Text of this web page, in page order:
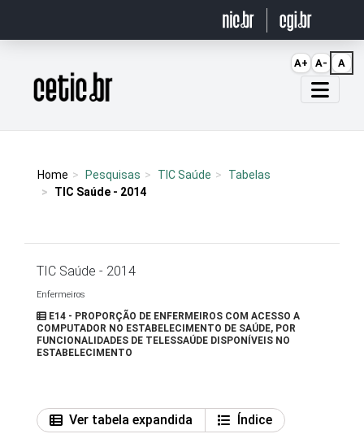
Página inicial
Home Pesquisas TIC Saúde
Tabelas
TIC Saúde - 2014
TIC Saúde - 2014
Enfermeiros
E14 - PROPORÇÃO DE ENFERMEIROS COM ACESSO A
COMPUTADOR NO ESTABELECIMENTO DE SAÚDE, POR
FUNCIONALIDADES DE TELESSAÚDE DISPONÍVEIS NO
ESTABELECIMENTO
Ver tabela expandida
Índice
A+ A- A